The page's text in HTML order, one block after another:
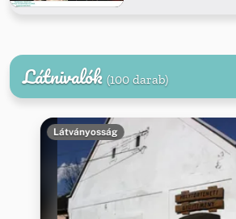
Látnivalók (100 darab)
Látványosság